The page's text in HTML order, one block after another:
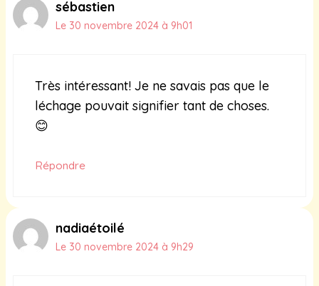
sébastien
Le 30 novembre 2024 à 9h01
Très intéressant! Je ne savais pas que le
léchage pouvait signifier tant de choses.
😊
Répondre
nadiaétoilé
Le 30 novembre 2024 à 9h29